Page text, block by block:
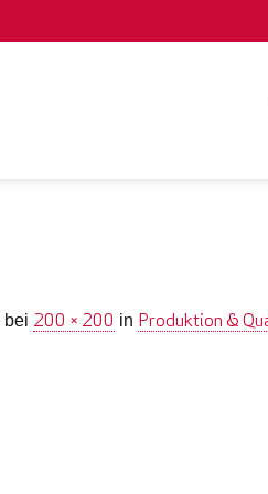
bei 200 × 200 in Produktion &